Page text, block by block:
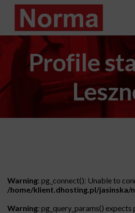
Profile stalowe
Warning: pg_connect(): Unable to
/home/klient.dhosting.pl/jasinska/
Warning: pg_query_params()